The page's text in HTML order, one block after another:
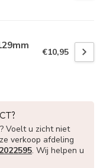
€10,95
Voelt u zicht niet
verkoop afdeling
. Wij helpen u